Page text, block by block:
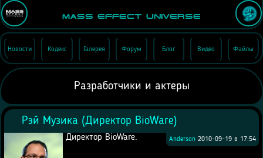
Mass Effect Universe
Новости Кодекс Галерея Форум Блог Видео Файлы
Разработчики и актеры
Рэй Музика (Директор BioWare)
Anderson 2010-09-19 в 17:54
Директор BioWare.